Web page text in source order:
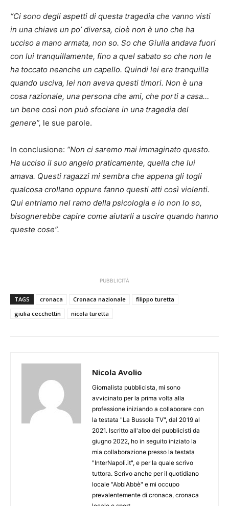
“Ci sono degli aspetti di questa tragedia che vanno visti
in una chiave un po’ diversa, cioè non è uno che ha
ucciso a mano armata, non so. So che Giulia andava fuori
con lui tranquillamente, fino a quel sabato so che non le
ha toccato neanche un capello. Quindi lei era tranquilla
quando usciva, lei non aveva questi timori. Non è una
cosa razionale, una persona che ami, che porti a casa…
un bene così non può sfociare in una tragedia del
genere”, le sue parole.
In conclusione: “Non ci saremo mai immaginato questo.
Ha ucciso il suo angelo praticamente, quella che lui
amava. Questi ragazzi mi sembra che appena gli togli
qualcosa crollano oppure fanno questi atti così violenti.
Qui entriamo nel ramo della psicologia e io non lo so,
bisognerebbe capire come aiutarli a uscire quando hanno
queste cose”.
PUBBLICITÀ
TAGS cronaca Cronaca nazionale
filippo turetta
giulia cecchettin
nicola turetta
Nicola Avolio
Giornalista pubblicista, mi sono
avvicinato per la prima volta alla
professione iniziando a collaborare con
la testata "La Bussola TV", dal 2019 al
2021. Iscritto all'albo dei pubblicisti da
giugno 2022, ho in seguito iniziato la
mia collaborazione presso la testata
"InterNapoli.it", e per la quale scrivo
tuttora. Scrivo anche per il quotidiano
locale "AbbiAbbè" e mi occupo
prevalentemente di cronaca, cronaca